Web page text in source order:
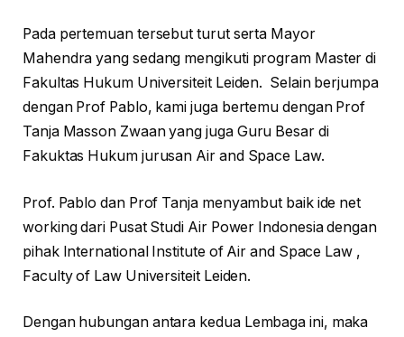
Pada pertemuan tersebut turut serta Mayor
Mahendra yang sedang mengikuti program Master di
Fakultas Hukum Universiteit Leiden. Selain berjumpa
dengan Prof Pablo, kami juga bertemu dengan Prof
Tanja Masson Zwaan yang juga Guru Besar di
Fakuktas Hukum jurusan Air and Space Law.
Prof. Pablo dan Prof Tanja menyambut baik ide net
working dari Pusat Studi Air Power Indonesia dengan
pihak International Institute of Air and Space Law ,
Faculty of Law Universiteit Leiden.
Dengan hubungan antara kedua Lembaga ini, maka